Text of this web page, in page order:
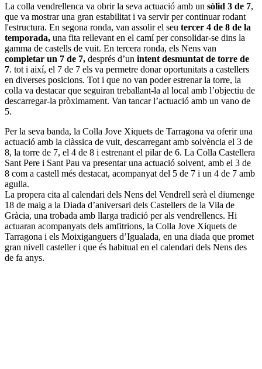
La colla vendrellenca va obrir la seva actuació amb un sòlid 3 de 7,
que va mostrar una gran estabilitat i va servir per continuar rodant
l'estructura. En segona ronda, van assolir el seu tercer 4 de 8 de la
temporada, una fita rellevant en el camí per consolidar-se dins la
gamma de castells de vuit. En tercera ronda, els Nens van
completar un 7 de 7, després d’un intent desmuntat de torre de
7. tot i així, el 7 de 7 els va permetre donar oportunitats a castellers
en diverses posicions. Tot i que no van poder estrenar la torre, la
colla va destacar que seguiran treballant-la al local amb l’objectiu de
descarregar-la pròximament. Van tancar l’actuació amb un vano de
5.
Per la seva banda, la Colla Jove Xiquets de Tarragona va oferir una
actuació amb la clàssica de vuit, descarregant amb solvència el 3 de
8, la torre de 7, el 4 de 8 i estrenant el pilar de 6. La Colla Castellera
Sant Pere i Sant Pau va presentar una actuació solvent, amb el 3 de
8 com a castell més destacat, acompanyat del 5 de 7 i un 4 de 7 amb
agulla.
La propera cita al calendari dels Nens del Vendrell serà el diumenge
18 de maig a la Diada d’aniversari dels Castellers de la Vila de
Gràcia, una trobada amb llarga tradició per als vendrellencs. Hi
actuaran acompanyats dels amfitrions, la Colla Jove Xiquets de
Tarragona i els Moixiganguers d’Igualada, en una diada que promet
gran nivell casteller i que és habitual en el calendari dels Nens des
de fa anys.